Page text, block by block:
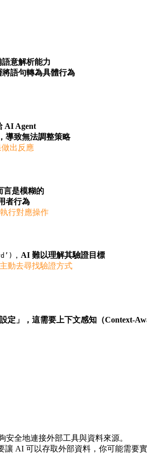
意解析能力
語句轉為具體行為
AI Agent
導致無法調整策略
出反應
言是模糊的
者行為
行對應操作
， AI 難以理解其驗證目標
動去尋找驗證方式
」，這需要上下文感知（Context-
全地連接外部工具與資料來源。
AI 可以存取外部資料，你可能需要